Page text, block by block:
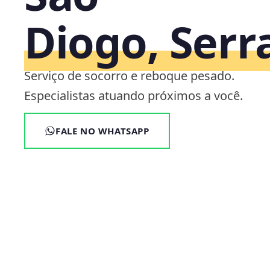
Diogo,
Serviço de socorro e reboque pesado.
Especialistas atuando próximos a você.
FALE NO WHATSAPP